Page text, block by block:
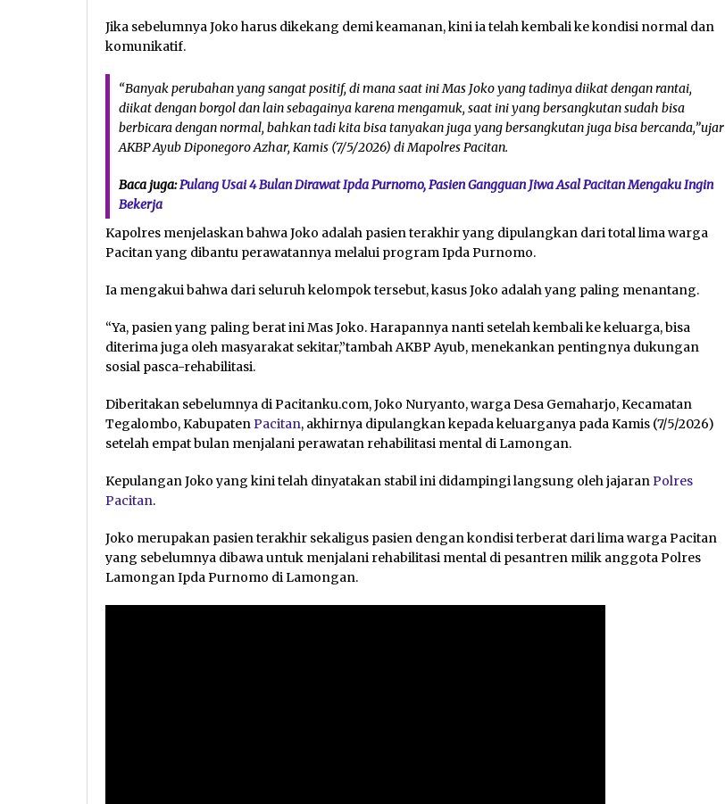
Jika sebelumnya Joko harus dikekang demi keamanan, kini ia telah kembali ke kondisi normal dan
komunikatif.
“Banyak perubahan yang sangat positif, di mana saat ini Mas Joko yang tadinya diikat dengan rantai,
diikat dengan borgol dan lain sebagainya karena mengamuk, saat ini yang bersangkutan sudah bisa
berbicara dengan normal, bahkan tadi kita bisa tanyakan juga yang bersangkutan juga bisa bercanda,”ujar
AKBP Ayub Diponegoro Azhar, Kamis (7/5/2026) di Mapolres Pacitan.
Baca juga:Pulang Usai 4 Bulan Dirawat Ipda Purnomo, Pasien Gangguan Jiwa Asal Pacitan Mengaku Ingin
Bekerja
Kapolres menjelaskan bahwa Joko adalah pasien terakhir yang dipulangkan dari total lima warga
Pacitan yang dibantu perawatannya melalui program Ipda Purnomo.
Ia mengakui bahwa dari seluruh kelompok tersebut, kasus Joko adalah yang paling menantang.
“Ya, pasien yang paling berat ini Mas Joko. Harapannya nanti setelah kembali ke keluarga, bisa
diterima juga oleh masyarakat sekitar,”tambah AKBP Ayub, menekankan pentingnya dukungan
sosial pasca-rehabilitasi.
Diberitakan sebelumnya di Pacitanku.com, Joko Nuryanto, warga Desa Gemaharjo, Kecamatan
Tegalombo, KabupatenPacitan, akhirnya dipulangkan kepada keluarganya pada Kamis (7/5/2026)
setelah empat bulan menjalani perawatan rehabilitasi mental di Lamongan.
Kepulangan Joko yang kini telah dinyatakan stabil ini didampingi langsung oleh jajaranPolres
Pacitan.
Joko merupakan pasien terakhir sekaligus pasien dengan kondisi terberat dari lima warga Pacitan
yang sebelumnya dibawa untuk menjalani rehabilitasi mental di pesantren milik anggota Polres
Lamongan Ipda Purnomo di Lamongan.